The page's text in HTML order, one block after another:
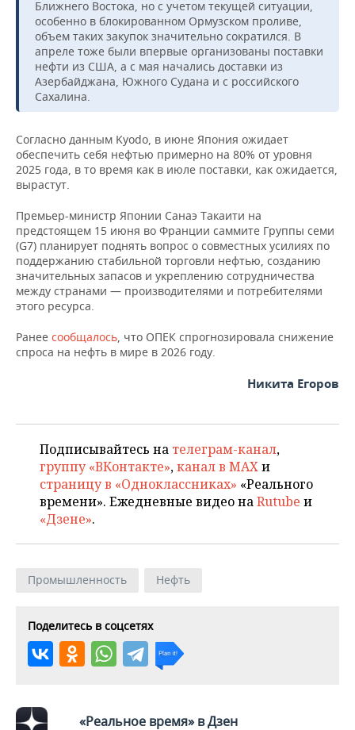
ФИГУРНОЕ КАТАНИЕ
ВОДНЫЕ ВИДЫ СПОРТА
ХОККЕЙ С МЯЧОМ
МЕДИЦИНА
ОБРАЗОВАНИЕ
ПРОИСШЕСТВИЯ
Ближнего Востока, но с учетом текущей ситуации,
особенно в блокированном Ормузском проливе,
объем таких закупок значительно сократился. В
апреле тоже были впервые организованы поставки
нефти из США, а с мая начались доставки из
Азербайджана, Южного Судана и с российского
Сахалина.
Согласно данным Kyodo, в июне Япония ожидает
обеспечить себя нефтью примерно на 80% от уровня
2025 года, в то время как в июле поставки, как ожидается,
вырастут.
Премьер-министр Японии Санаэ Такаити на
предстоящем 15 июня во Франции саммите Группы семи
(G7) планирует поднять вопрос о совместных усилиях по
поддержанию стабильной торговли нефтью, созданию
значительных запасов и укреплению сотрудничества
между странами — производителями и потребителями
этого ресурса.
Ранее сообщалось, что ОПЕК спрогнозировала снижение
спроса на нефть в мире в 2026 году.
Никита Егоров
Подписывайтесь на телеграм-канал,
группу «ВКонтакте»,канал в MAXи
страницу в «Одноклассниках» «Реального
времени». Ежедневные видео наRutube и
«Дзене».
Промышленность Нефть
Поделитесь в соцсетях
«Реальное время» в Дзен